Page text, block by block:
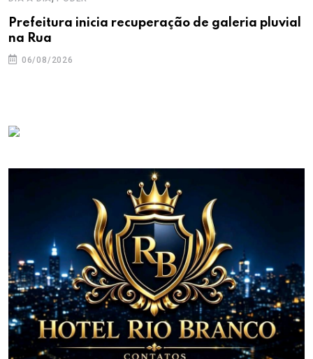
Prefeitura inicia recuperação de galeria pluvial
na Rua
06/08/2026